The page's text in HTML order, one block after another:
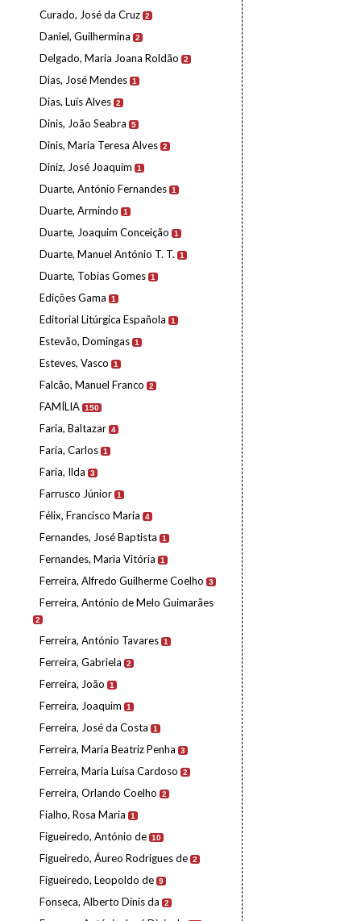
Curado, José da Cruz 2
Daniel, Guilhermina 2
Delgado, Maria Joana Roldão 2
Dias, José Mendes 1
Dias, Luís Alves 2
Dinis, João Seabra 5
Dinis, Maria Teresa Alves 2
Diniz, José Joaquim 1
Duarte, António Fernandes 1
Duarte, Armindo 1
Duarte, Joaquim Conceição 1
Duarte, Manuel António T. T. 1
Duarte, Tobias Gomes 1
Edições Gama 1
Editorial Litúrgica Española 1
Estevão, Domingas 1
Esteves, Vasco 1
Falcão, Manuel Franco 2
FAMÍLIA 150
Faria, Baltazar 4
Faria, Carlos 1
Faria, Ilda 3
Farrusco Júnior 1
Félix, Francisco Maria 4
Fernandes, José Baptista 1
Fernandes, Maria Vitória 1
Ferreira, Alfredo Guilherme Coelho 3
Ferreira, António de Melo Guimarães
2
Ferreira, António Tavares 1
Ferreira, Gabriela 2
Ferreira, João 1
Ferreira, Joaquim 1
Ferreira, José da Costa 1
Ferreira, Maria Beatriz Penha 3
Ferreira, Maria Luísa Cardoso 2
Ferreira, Orlando Coelho 2
Fialho, Rosa Maria 1
Figueiredo, António de 10
Figueiredo, Áureo Rodrigues de 2
Figueiredo, Leopoldo de 9
Fonseca, Alberto Dinis da 2